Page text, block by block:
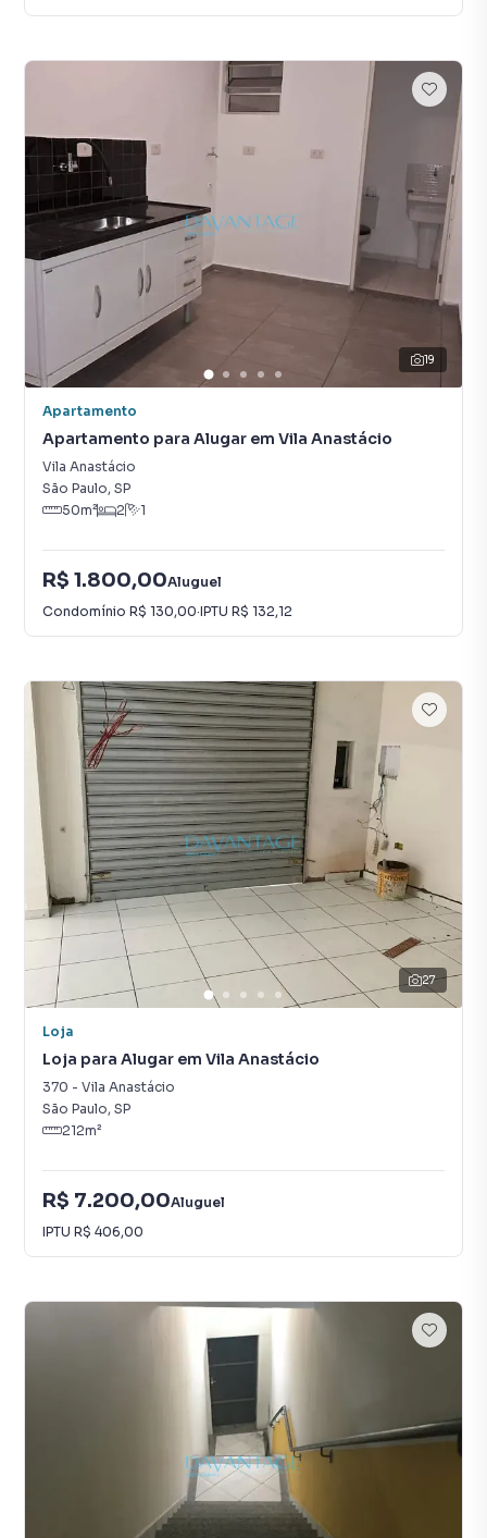
19
Apartamento
Apartamento para Alugar em Vila Anastácio
Vila Anastácio
São Paulo, SP
50m² 2 1
R$ 1.800,00Aluguel
Condomínio R$ 130,00·IPTU R$ 132,12
27
Loja
Loja para Alugar em Vila Anastácio
370 - Vila Anastácio
São Paulo, SP
212m²
R$ 7.200,00Aluguel
IPTU R$ 406,00